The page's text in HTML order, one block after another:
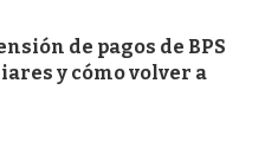
de pagos de BPS
y cómo volver a